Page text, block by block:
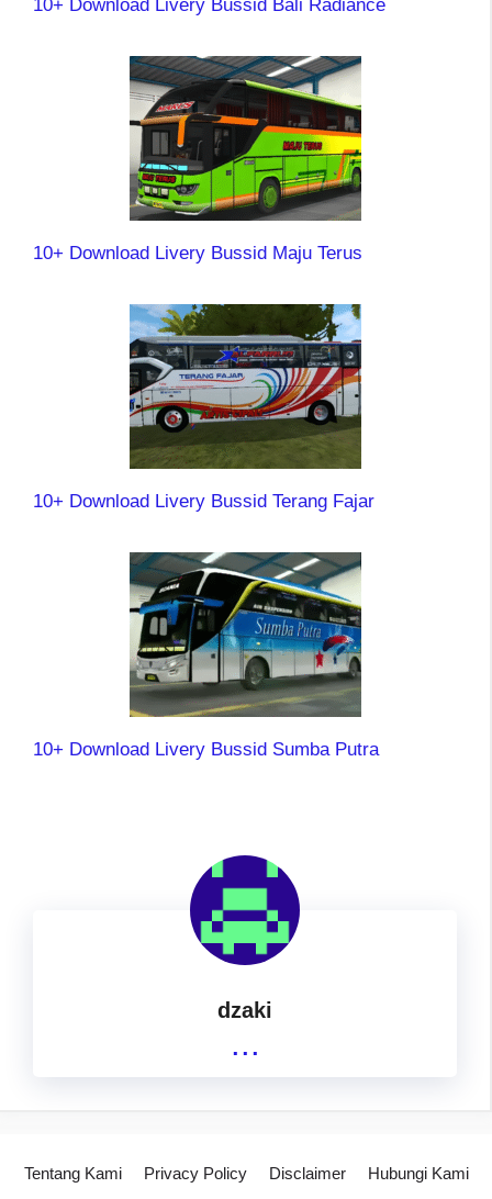
10+ Download Livery Bussid Bali Radiance
10+ Download Livery Bussid Maju Terus
10+ Download Livery Bussid Terang Fajar
10+ Download Livery Bussid Sumba Putra
dzaki
...
Tentang Kami Privacy Policy Disclaimer Hubungi Kami